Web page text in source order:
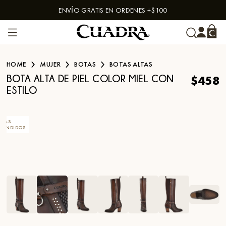
Skip to contentENVÍO GRATIS EN ORDENES +$100
HOME MUJER BOTAS BOTAS ALTAS
BOTA ALTA DE PIEL COLOR MIEL CON
ESTILO
$458